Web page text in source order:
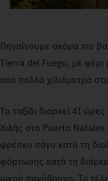
Πηγαίνουμε ακόμα πιο
Tierra del Fuego, με φέρι
από πολλά χιλιόμετρα
Το ταξίδι διαρκεί 41
Χιλής στο Puerto
φρέσκο πάγο κατά τη
φόρτωσης κατά τη
μικρό παγόβουνο. Το